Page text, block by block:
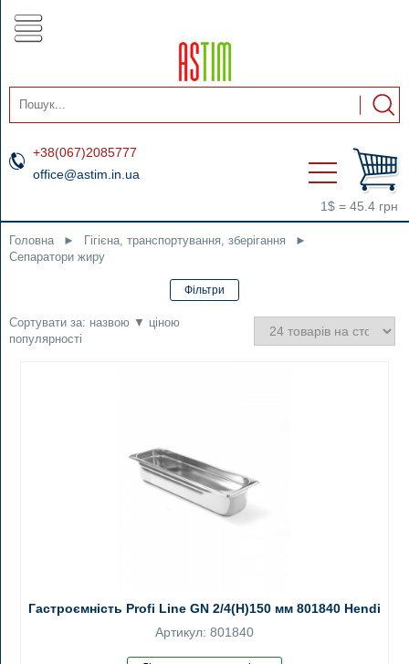
+38(067)2085777
office@astim.in.ua
1$ = 45.4 грн
Головна ► Гігієна, транспортування, зберігання
►
Сепаратори жиру
Сортувати за: назвою ▼ ціною
популярності
Гастроємність Profi Line GN 2/4(H)150 мм 801840 Hendi
Артикул: 801840